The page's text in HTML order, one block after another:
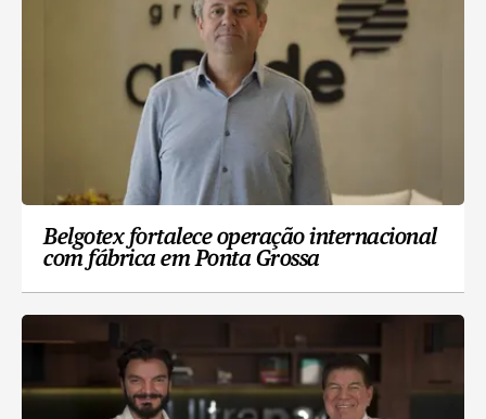
Belgotex fortalece operação internacional
com fábrica em Ponta Grossa